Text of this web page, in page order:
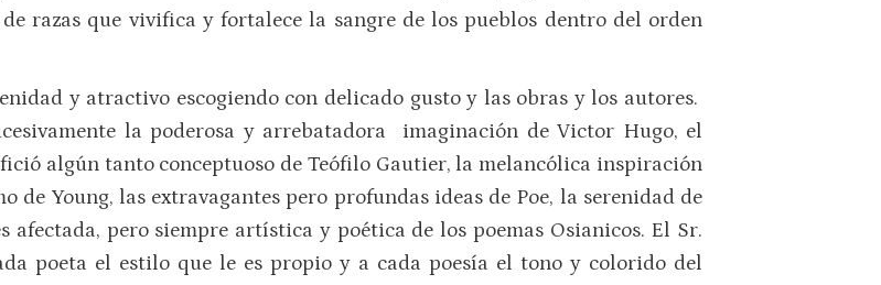
razas que vivifica y fortalece la sangre de los pueblos dentro del orden
y atractivo escogiendo con delicado gusto y las obras y los autores.
la poderosa y arrebatadora imaginación de Victor Hugo, el
algún tanto conceptuoso de Teófilo Gautier, la melancólica inspiración
Young, las extravagantes pero profundas ideas de Poe, la serenidad de
afectada, pero siempre artística y poética de los poemas Osianicos. El Sr.
poeta el estilo que le es propio y a cada poesía el tono y colorido del